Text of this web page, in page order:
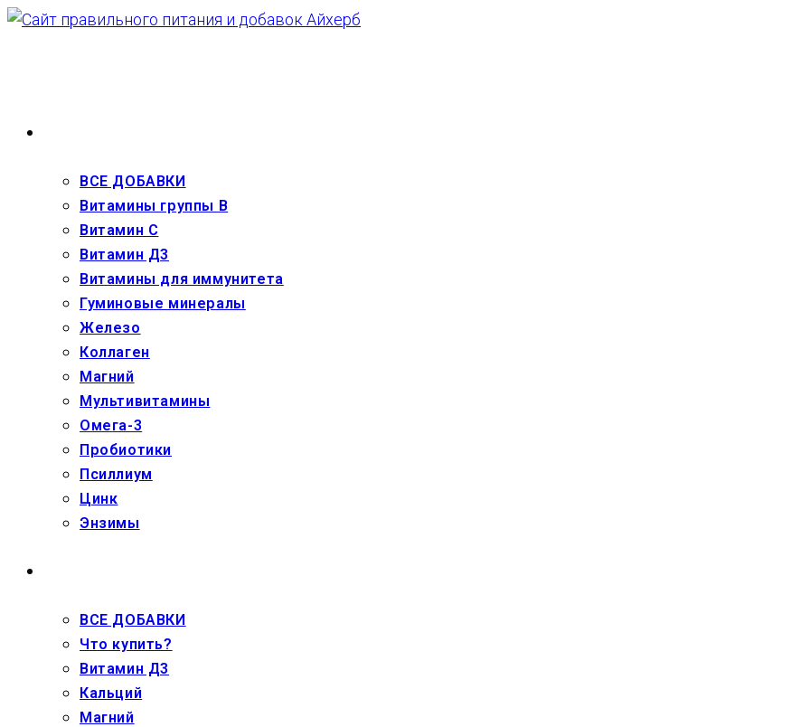
Перейти
ВСЕ ДОБАВКИ
Витамины группы В
Витамин С
Витамин Д3
Витамины для иммунитета
Гуминовые минералы
Железо
Коллаген
Магний
Мультивитамины
Омега-3
Пробиотики
Псиллиум
Цинк
Энзимы
ВСЕ ДОБАВКИ
Что купить?
Витамин Д3
Кальций
Магний